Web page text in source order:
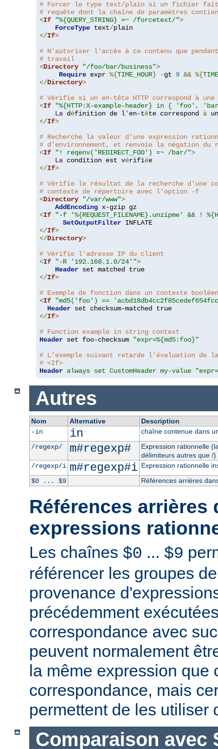
# Forcer le type text/plain si un fichier
# requête dont la chaîne de paramètres
<If "%{QUERY_STRING} =~ /forcetext/">
ForceType text/
</If>
# N'autoriser l'accès à ce contenu que
# travail
<Directory "/foo/bar/business">
Require expr %{TIME_HOUR} -gt 9 && %{
</Directory>
# Vérifie si un en-tête HTTP correspond à
<If
"%{HTTP:X-example-header} in { 'foo',
La définition de l' en-tête correspond à
</If>
# Recherche la valeur d'une expression
# d'environnement, et renvoie la négation du
<If "! reqenv('REDIRECT_FOO') =~ /bar/">
La condition est vérifié
</If>
# Vérifie le résultat de la recherche d'une
# contexte de répertoire avec l'option -f
<Directory "/var/www">
AddEncoding
<If
"-f '%{REQUEST_FILENAME}.unzipme' && !
SetOutputFilter
</If>
</Directory>
# Vérifie l'adresse IP du client
<If "-R '192.168.1.0/24'">
Header
</If>
# Exemple de fonction dans un contexte booléen
<If
"md5('foo') ==
Header
</If>
# Function example in string context
Header set foo-checksum
"expr=%{md5:foo}"
# L'exemple suivant retarde l'évaluation de
# <If>
Header always set CustomHeader my-value
Autres
Nom Alternative
Description
-in
in
chaîne contenue dans
/regexp/
m#regexp#
Expression rationnelle
délimiteurs autres que /)
/regexp/i m#regexp#i Expression rationnelle
$0 ... $9
Références arrières
Références arrières
expressions
Les chaînes $0 ... $9
référencer les groupes
provenance
précédemment
correspondance avec
peuvent normalement
la même expression que
correspondance, mais
permettent de les utiliser
Comparaison avec